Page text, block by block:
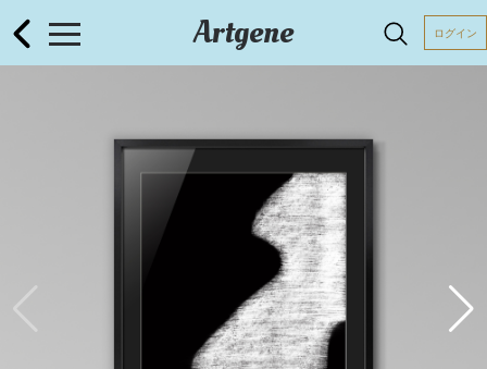
Artgene ログイン